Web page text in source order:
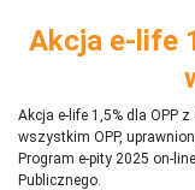
Akcja e-life
Akcja e-life 1,5% dla OPP
wszystkim OPP,
Program e-pity 2025 on-
Publicznego.